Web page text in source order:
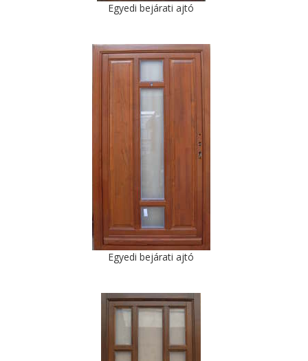
Egyedi bejárati ajtó
Egyedi bejárati ajtó